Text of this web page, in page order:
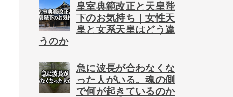
皇室典範改正と天皇陛
下のお気持ち｜女性天
皇と女系天皇はどう違
うのか
急に波長が合わなくな
った人がいる。魂の側
で何が起きているのか